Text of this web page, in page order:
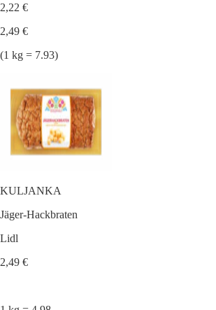
2,22 €
2,49 €
(1 kg = 7.93)
KULJANKA
Jäger-Hackbraten
Lidl
2,49 €